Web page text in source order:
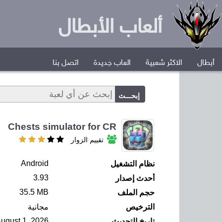
ألعاب الأبطال
أبطال الاكثر شعبية العاب جديدة اتصل بنا
Chests simulator for CR
تقييم الزوار
نظام التشغيل
Android
أحدث إصدار
3.93
حجم الملف
35.5 MB
الترخيص
مجانية